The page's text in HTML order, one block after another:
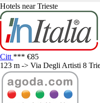
Hotels near Trieste
Citt *** €85
123 m -> Via Degli Artisti 8